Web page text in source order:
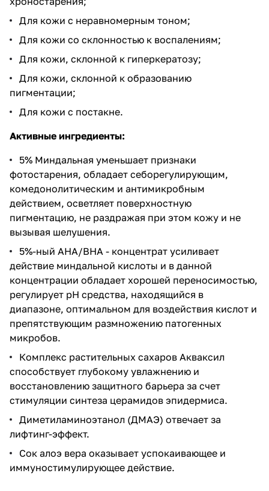
Для кожи с неравномерным тоном;
Для кожи со склонностью к воспалениям;
Для кожи, склонной к гиперкератозу;
Для кожи, склонной к образованию
пигментации;
Для кожи с постакне.
Активные ингредиенты:
5% Миндальная уменьшает признаки
фотостарения, обладает себорегулирующим,
комедонолитическим и антимикробным
действием, осветляет поверхностную
пигментацию, не раздражая при этом кожу и не
вызывая шелушения.
5%-ный АНА/ВНА - концентрат усиливает
действие миндальной кислоты и в данной
концентрации обладает хорошей переносимостью,
регулирует рН средства, находящийся в
диапазоне, оптимальном для воздействия кислот и
препятствующим размножению патогенных
микробов.
Комплекс растительных сахаров Акваксил
способствует глубокому увлажнению и
восстановлению защитного барьера за счет
стимуляции синтеза церамидов эпидермиса.
Диметиламиноэтанол (ДМАЭ) отвечает за
лифтинг-эффект.
Сок алоэ вера оказывает успокаивающее и
иммуностимулирующее действие.